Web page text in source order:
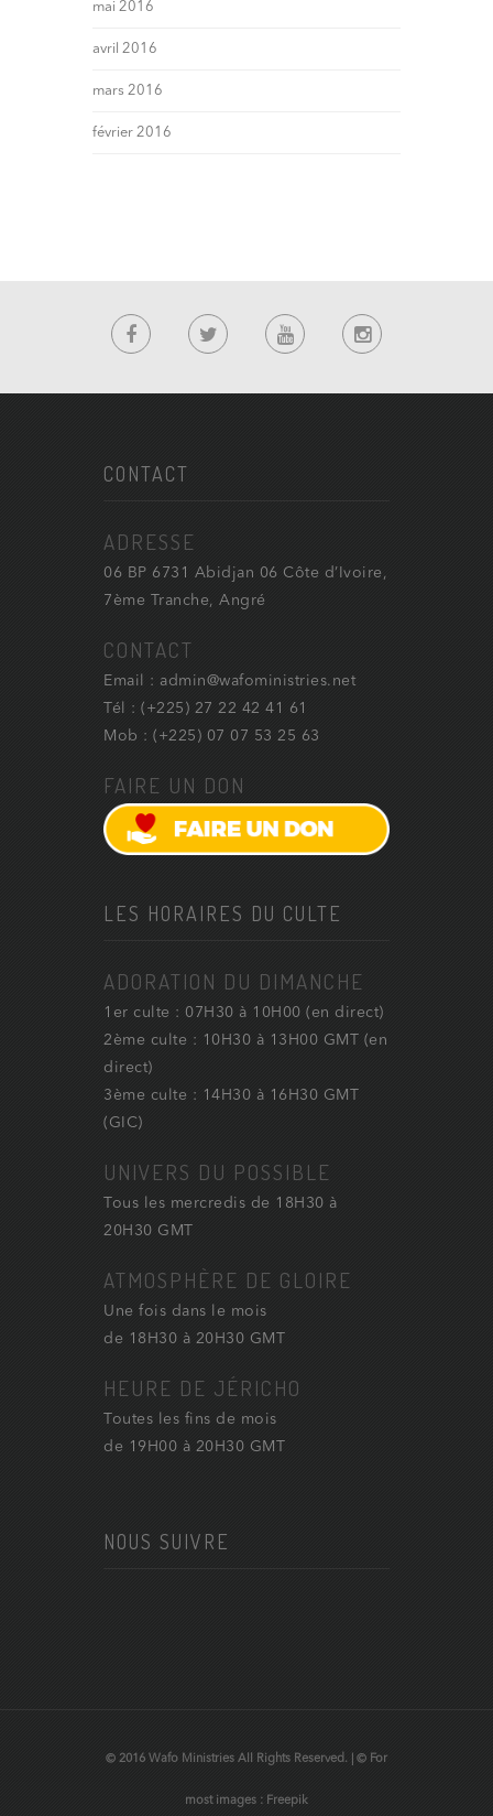
mai 2016
avril 2016
mars 2016
février 2016
CONTACT
ADRESSE
06 BP 6731 Abidjan 06 Côte d’Ivoire,
7ème Tranche, Angré
CONTACT
Email : admin@wafoministries.net
Tél : (+225) 27 22 42 41 61
Mob : (+225) 07 07 53 25 63
FAIRE UN DON
LES HORAIRES DU CULTE
ADORATION DU DIMANCHE
1er culte : 07H30 à 10H00 (en direct)
2ème culte : 10H30 à 13H00 GMT (en
direct)
3ème culte : 14H30 à 16H30 GMT
(GIC)
UNIVERS DU POSSIBLE
Tous les mercredis de 18H30 à
20H30 GMT
ATMOSPHÈRE DE GLOIRE
Une fois dans le mois
de 18H30 à 20H30 GMT
HEURE DE JÉRICHO
Toutes les fins de mois
de 19H00 à 20H30 GMT
NOUS SUIVRE
© 2016 Wafo Ministries All Rights Reserved. | © For
most images : Freepik